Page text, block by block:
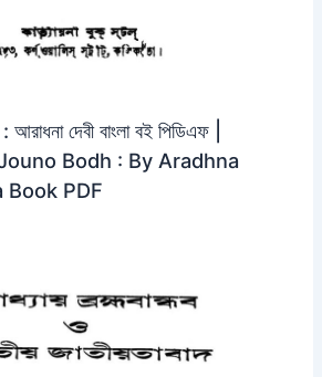
আরাধনা দেবী বাংলা বই পিডিএফ |
Bodh : By Aradhna
Book PDF